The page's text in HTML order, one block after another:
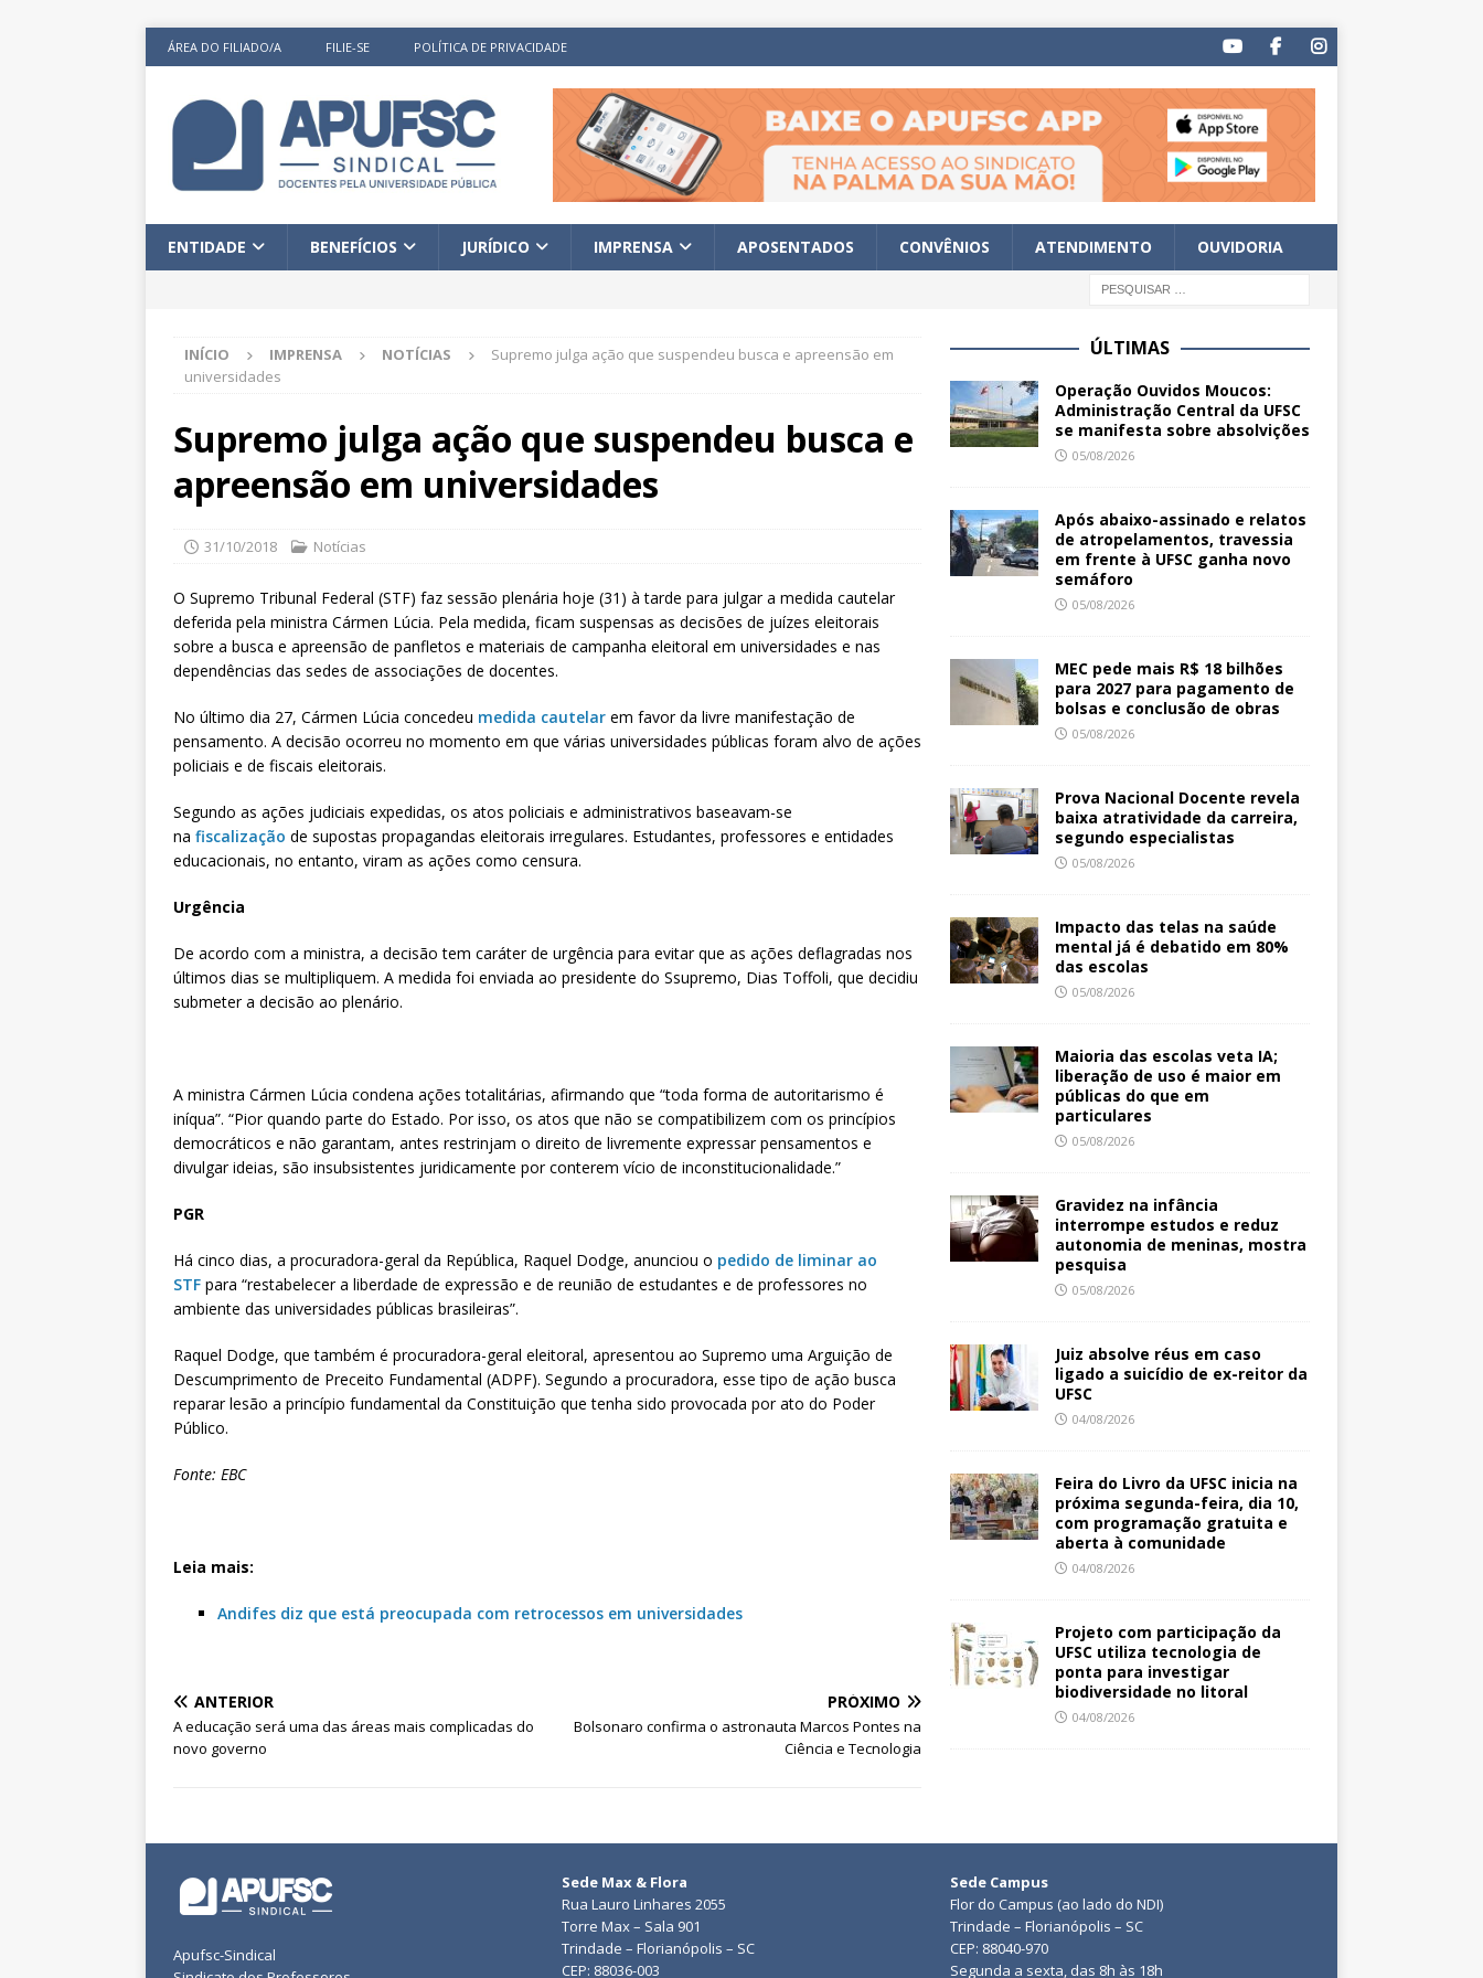
ÁREA DO FILIADO/A FILIE-SE POLÍTICA DE PRIVACIDADE
ENTIDADE BENEFÍCIOS JURÍDICO IMPRENSA APOSENTADOS CONVÊNIOS ATENDIMENTO OUVIDORIA
INÍCIO IMPRENSA NOTÍCIAS
Supremo julga ação que suspendeu busca e apreensão em
universidades
Supremo julga ação que suspendeu busca e
apreensão em universidades
31/10/2018 Notícias
O Supremo Tribunal Federal (STF) faz sessão plenária hoje (31) à tarde para julgar a medida cautelar
deferida pela ministra Cármen Lúcia. Pela medida, ficam suspensas as decisões de juízes eleitorais
sobre a busca e apreensão de panfletos e materiais de campanha eleitoral em universidades e nas
dependências das sedes de associações de docentes.
No último dia 27, Cármen Lúcia concedeu medida cautelar em favor da livre manifestação de
pensamento. A decisão ocorreu no momento em que várias universidades públicas foram alvo de ações
policiais e de fiscais eleitorais.
Segundo as ações judiciais expedidas, os atos policiais e administrativos baseavam-se
na fiscalização de supostas propagandas eleitorais irregulares. Estudantes, professores e entidades
educacionais, no entanto, viram as ações como censura.
Urgência
De acordo com a ministra, a decisão tem caráter de urgência para evitar que as ações deflagradas nos
últimos dias se multipliquem. A medida foi enviada ao presidente do Ssupremo, Dias Toffoli, que decidiu
submeter a decisão ao plenário.
A ministra Cármen Lúcia condena ações totalitárias, afirmando que “toda forma de autoritarismo é
iníqua”. “Pior quando parte do Estado. Por isso, os atos que não se compatibilizem com os princípios
democráticos e não garantam, antes restrinjam o direito de livremente expressar pensamentos e
divulgar ideias, são insubsistentes juridicamente por conterem vício de inconstitucionalidade.”
PGR
Há cinco dias, a procuradora-geral da República, Raquel Dodge, anunciou o pedido de liminar ao
STF para “restabelecer a liberdade de expressão e de reunião de estudantes e de professores no
ambiente das universidades públicas brasileiras”.
Raquel Dodge, que também é procuradora-geral eleitoral, apresentou ao Supremo uma Arguição de
Descumprimento de Preceito Fundamental (ADPF). Segundo a procuradora, esse tipo de ação busca
reparar lesão a princípio fundamental da Constituição que tenha sido provocada por ato do Poder
Público.
Fonte: EBC
Leia mais:
Andifes diz que está preocupada com retrocessos em universidades
ANTERIOR
A educação será uma das áreas mais complicadas do
novo governo
PRÓXIMO
Bolsonaro confirma o astronauta Marcos Pontes na
Ciência e Tecnologia
ÚLTIMAS
Operação Ouvidos Moucos:
Administração Central da UFSC
se manifesta sobre absolvições
05/08/2026
Após abaixo-assinado e relatos
de atropelamentos, travessia
em frente à UFSC ganha novo
semáforo
05/08/2026
MEC pede mais R$ 18 bilhões
para 2027 para pagamento de
bolsas e conclusão de obras
05/08/2026
Prova Nacional Docente revela
baixa atratividade da carreira,
segundo especialistas
05/08/2026
Impacto das telas na saúde
mental já é debatido em 80%
das escolas
05/08/2026
Maioria das escolas veta IA;
liberação de uso é maior em
públicas do que em
particulares
05/08/2026
Gravidez na infância
interrompe estudos e reduz
autonomia de meninas, mostra
pesquisa
05/08/2026
Juiz absolve réus em caso
ligado a suicídio de ex-reitor da
UFSC
04/08/2026
Feira do Livro da UFSC inicia na
próxima segunda-feira, dia 10,
com programação gratuita e
aberta à comunidade
04/08/2026
Projeto com participação da
UFSC utiliza tecnologia de
ponta para investigar
biodiversidade no litoral
04/08/2026
Apufsc-Sindical
Sede Max & Flora
Rua Lauro Linhares 2055
Torre Max – Sala 901
Trindade – Florianópolis – SC
CEP: 88036-003
Sede Campus
Flor do Campus (ao lado do NDI)
Trindade – Florianópolis – SC
CEP: 88040-970
Segunda a sexta, das 8h às 18h